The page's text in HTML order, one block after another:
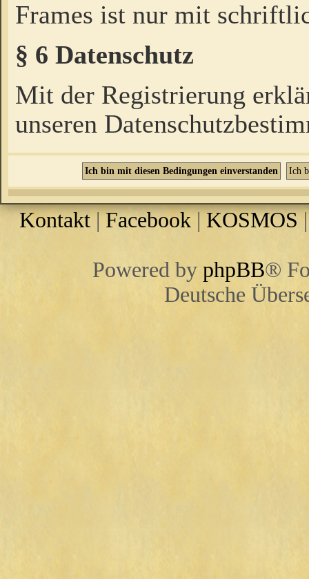
Frames ist nur mit
§ 6 Datenschutz
Mit der Registrierung
unseren
Kontakt |Facebook | KOSMOS
Powered by phpBB®
Deutsche